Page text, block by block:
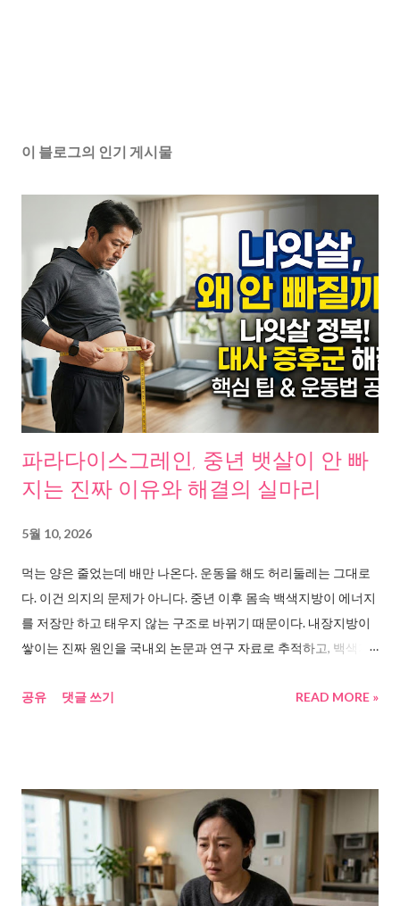
이 블로그의 인기 게시물
파라다이스그레인, 중년 뱃살이 안 빠
지는 진짜 이유와 해결의 실마리
5월 10, 2026
먹는 양은 줄었는데 배만 나온다. 운동을 해도 허리둘레는 그대로
다. 이건 의지의 문제가 아니다. 중년 이후 몸속 백색지방이 에너지
를 저장만 하고 태우지 않는 구조로 바뀌기 때문이다. 내장지방이
쌓이는 진짜 원인을 국내외 논문과 연구 자료로 추적하고, 백색지
인의 핵심 성분 6-파라돌에 대한 임상 결과를 정리해봤다. 먹는 양
따르면, 미국 예일대·독일 본대학 공동연구팀은 중년 이후 지방 세
포 내 염증 반응이 복부지방 축적의 핵심 원인이라는 사실을 밝혀
냈다. 동아일보 는 한국 연구진의 결과를 인용해, 중년기 내장지방
증가는 에너지 소비 감소보다 “미성숙 지방세포의 분화” 때문이라
고 보도했다. 결국, 적게 먹는다고 해결되는 문제가 아니다. 파라다
공유 댓글 쓰기 READ MORE »